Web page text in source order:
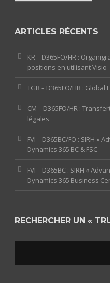
ARTICLES RÉCENTS
KR – D365FO/HR :
positions en utilisant Visio
TGR – D365FO/HR :
CM – D365FO/HR :
légales
FVI – D365BC/FO : SIRH «
Dynamics 365 BC & FSC
FVI – D365BC : SIRH «
Dynamics 365 Business
RECHERCHER UN «